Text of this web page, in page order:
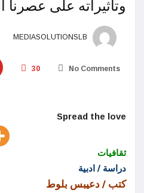
وتأثيراته على عصرنا
No Comments
30
Spread the love
ثقافيات
دراسة / ادبية
كتب / دعيبس بلوط